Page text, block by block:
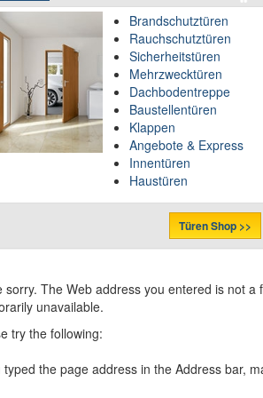
Brandschutztüren
Rauchschutztüren
Sicherheitstüren
Mehrzwecktüren
Dachbodentreppe
Baustellentüren
Klappen
Angebote & Express
Innentüren
Haustüren
Türen Shop >>
sorry. The Web address you entered is not
unavailable.
try the following:
typed the page address in the Address bar,